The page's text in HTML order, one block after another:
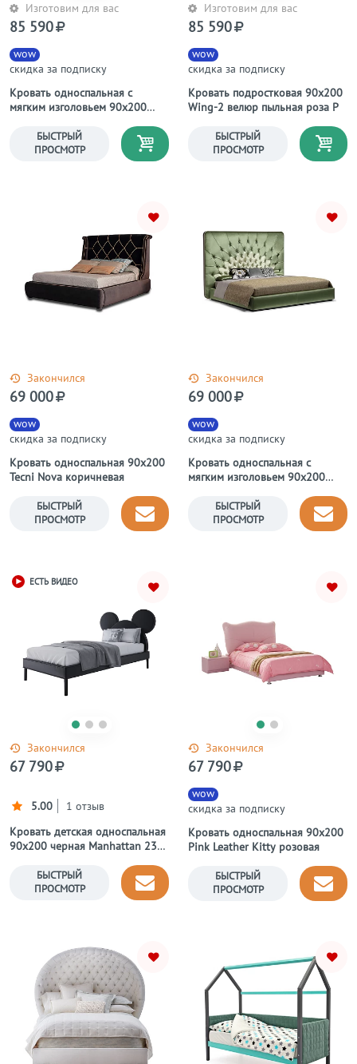
Изготовим для вас
Кровать односпальная с
мягким изголовьем 90х200
wow
скидка за подписку
85 590
БЫСТРЫЙ
ПРОСМОТР
Изготовим для вас
Кровать подростковая 90х200
Wing-2 велюр пыльная роза Р
wow
скидка за подписку
85 590
БЫСТРЫЙ
ПРОСМОТР
Закончился
Кровать односпальная 90х200
Tecni Nova коричневая
wow
скидка за подписку
69 000
БЫСТРЫЙ
ПРОСМОТР
Закончился
Кровать односпальная с
мягким изголовьем 90х200
wow
скидка за подписку
69 000
БЫСТРЫЙ
ПРОСМОТР
ЕСТЬ ВИДЕО
Закончился
Кровать детская односпальная
90х200 черная Manhattan 23
5.00 1 отзыв
67 790
БЫСТРЫЙ
ПРОСМОТР
Закончился
Кровать односпальная 90х200
Pink Leather Kitty розовая
wow
скидка за подписку
67 790
БЫСТРЫЙ
ПРОСМОТР